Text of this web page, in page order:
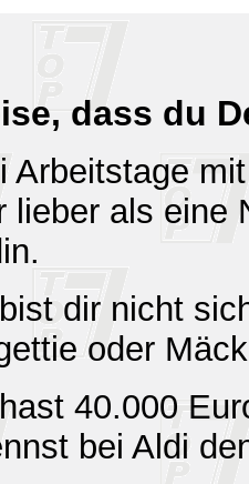
dass du
Arbeitstage
lieber als eine
dir nicht
oder
40.000
bei Aldi